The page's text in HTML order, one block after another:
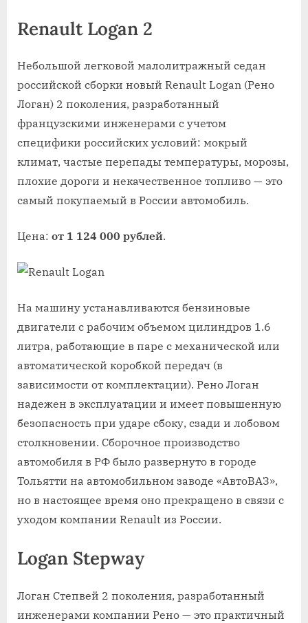
Renault Logan 2
Небольшой легковой малолитражный седан
российской сборки новый Renault Logan (Рено
Логан) 2 поколения, разработанный
французскими инженерами с учетом
специфики российских условий: мокрый
климат, частые перепады температуры, морозы,
плохие дороги и некачественное топливо — это
самый покупаемый в России автомобиль.
Цена: от 1 124 000 рублей.
На машину устанавливаются бензиновые
двигатели с рабочим объемом цилиндров 1.6
литра, работающие в паре с механической или
автоматической коробкой передач (в
зависимости от комплектации). Рено Логан
надежен в эксплуатации и имеет повышенную
безопасность при ударе сбоку, сзади и лобовом
столкновении. Сборочное производство
автомобиля в РФ было развернуто в городе
Тольятти на автомобильном заводе «АвтоВАЗ»,
но в настоящее время оно прекращено в связи с
уходом компании Renault из России.
Logan Stepway
Логан Степвей 2 поколения, разработанный
инженерами компании Рено — это практичный